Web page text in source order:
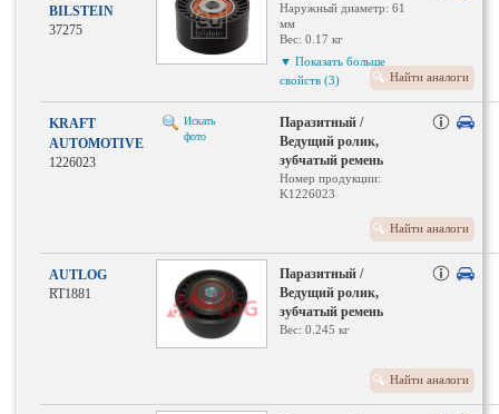
BILSTEIN
37275
Наружный диаметр: 61
мм
Вес: 0.17 кг
Необходимое
количество: 1
Внутренний диаметр: 10
Ширина (мм): 30
Материал: полимерный
материал
▼ Показать больше
свойств (3)
Найти аналоги
KRAFT
AUTOMOTIVE
1226023
Искать
фото
Паразитный /
Ведущий ролик,
зубчатый ремень
Номер продукции:
K1226023
Найти аналоги
AUTLOG
RT1881
Паразитный /
Ведущий ролик,
зубчатый ремень
Вес: 0.245 кг
Найти аналоги